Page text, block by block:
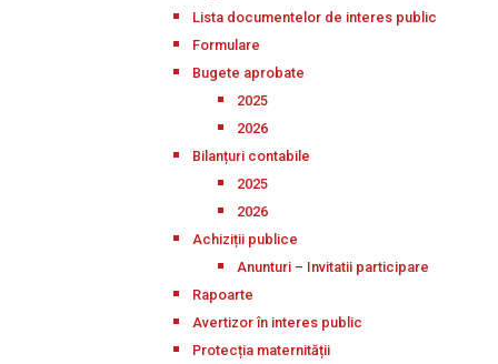
Lista documentelor de interes public
Formulare
Bugete aprobate
2025
2026
Bilanțuri contabile
2025
2026
Achiziții publice
Anunturi – Invitatii participare
Rapoarte
Avertizor în interes public
Protecția maternității